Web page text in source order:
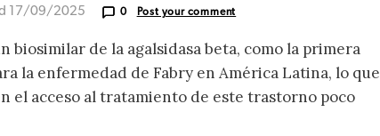
17/09/2025 0 Post your comment
biosimilar de la agalsidasa beta, como la primera
la enfermedad de Fabry en América Latina, lo que
el acceso al tratamiento de este trastorno poco